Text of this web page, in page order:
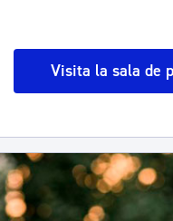
Visita la sala de